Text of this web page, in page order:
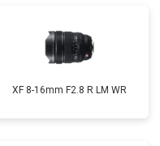
XF 8-16mm F2.8 R LM WR